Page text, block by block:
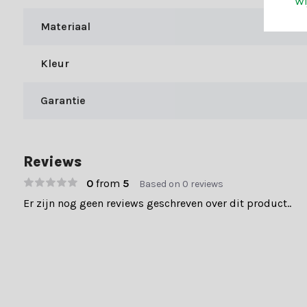
Snelle levering (1-3 werkdagen)
Materiaal
Kleur
Garantie
Reviews
0from 5 Based on 0 reviews
Er zijn nog geen reviews geschreven over dit product..